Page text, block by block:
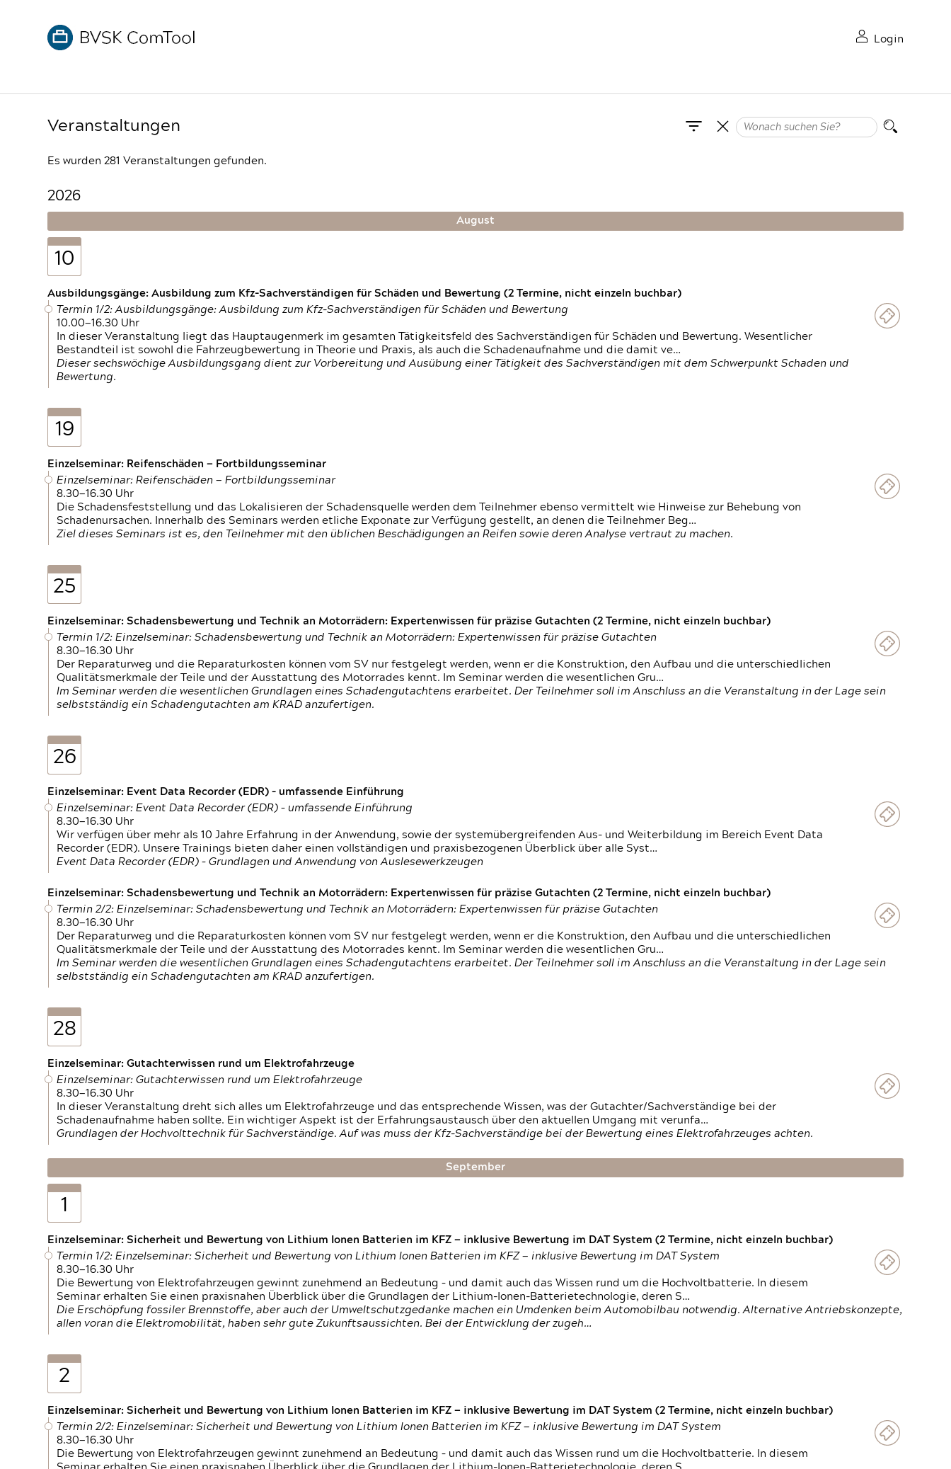
Login
Veranstaltungen
Es wurden 281 Veranstaltungen gefunden.
2026
August
10
Ausbildungsgänge: Ausbildung zum Kfz-Sachverständigen für Schäden und Bewertung (2 Termine, nicht einzeln buchbar)
Termin 1/2: Ausbildungsgänge: Ausbildung zum Kfz-Sachverständigen für Schäden und Bewertung
10.00—16.30 Uhr
In dieser Veranstaltung liegt das Hauptaugenmerk im gesamten Tätigkeitsfeld des Sachverständigen für Schäden und Bewertung. Wesentlicher
Bestandteil ist sowohl die Fahrzeugbewertung in Theorie und Praxis, als auch die Schadenaufnahme und die damit ve…
Dieser sechswöchige Ausbildungsgang dient zur Vorbereitung und Ausübung einer Tätigkeit des Sachverständigen mit dem Schwerpunkt Schaden und
Bewertung.
19
Einzelseminar: Reifenschäden — Fortbildungsseminar
Einzelseminar: Reifenschäden — Fortbildungsseminar
8.30—16.30 Uhr
Die Schadensfeststellung und das Lokalisieren der Schadensquelle werden dem Teilnehmer ebenso vermittelt wie Hinweise zur Behebung von
Schadenursachen. Innerhalb des Seminars werden etliche Exponate zur Verfügung gestellt, an denen die Teilnehmer Beg…
Ziel dieses Seminars ist es, den Teilnehmer mit den üblichen Beschädigungen an Reifen sowie deren Analyse vertraut zu machen.
25
Einzelseminar: Schadensbewertung und Technik an Motorrädern: Expertenwissen für präzise Gutachten (2 Termine, nicht einzeln buchbar)
Termin 1/2: Einzelseminar: Schadensbewertung und Technik an Motorrädern: Expertenwissen für präzise Gutachten
8.30—16.30 Uhr
Der Reparaturweg und die Reparaturkosten können vom SV nur festgelegt werden, wenn er die Konstruktion, den Aufbau und die unterschiedlichen
Qualitätsmerkmale der Teile und der Ausstattung des Motorrades kennt. Im Seminar werden die wesentlichen Gru…
Im Seminar werden die wesentlichen Grundlagen eines Schadengutachtens erarbeitet. Der Teilnehmer soll im Anschluss an die Veranstaltung in der Lage sein
selbstständig ein Schadengutachten am KRAD anzufertigen.
26
Einzelseminar: Event Data Recorder (EDR) – umfassende Einführung
Einzelseminar: Event Data Recorder (EDR) – umfassende Einführung
8.30—16.30 Uhr
Wir verfügen über mehr als 10 Jahre Erfahrung in der Anwendung, sowie der systemübergreifenden Aus- und Weiterbildung im Bereich Event Data
Recorder (EDR). Unsere Trainings bieten daher einen vollständigen und praxisbezogenen Überblick über alle Syst…
Event Data Recorder (EDR) – Grundlagen und Anwendung von Auslesewerkzeugen
Einzelseminar: Schadensbewertung und Technik an Motorrädern: Expertenwissen für präzise Gutachten (2 Termine, nicht einzeln buchbar)
Termin 2/2: Einzelseminar: Schadensbewertung und Technik an Motorrädern: Expertenwissen für präzise Gutachten
8.30—16.30 Uhr
Der Reparaturweg und die Reparaturkosten können vom SV nur festgelegt werden, wenn er die Konstruktion, den Aufbau und die unterschiedlichen
Qualitätsmerkmale der Teile und der Ausstattung des Motorrades kennt. Im Seminar werden die wesentlichen Gru…
Im Seminar werden die wesentlichen Grundlagen eines Schadengutachtens erarbeitet. Der Teilnehmer soll im Anschluss an die Veranstaltung in der Lage sein
selbstständig ein Schadengutachten am KRAD anzufertigen.
28
Einzelseminar: Gutachterwissen rund um Elektrofahrzeuge
Einzelseminar: Gutachterwissen rund um Elektrofahrzeuge
8.30—16.30 Uhr
In dieser Veranstaltung dreht sich alles um Elektrofahrzeuge und das entsprechende Wissen, was der Gutachter/Sachverständige bei der
Schadenaufnahme haben sollte. Ein wichtiger Aspekt ist der Erfahrungsaustausch über den aktuellen Umgang mit verunfa…
Grundlagen der Hochvolttechnik für Sachverständige. Auf was muss der Kfz-Sachverständige bei der Bewertung eines Elektrofahrzeuges achten.
September
1
Einzelseminar: Sicherheit und Bewertung von Lithium Ionen Batterien im KFZ — inklusive Bewertung im DAT System (2 Termine, nicht einzeln buchbar)
Termin 1/2: Einzelseminar: Sicherheit und Bewertung von Lithium Ionen Batterien im KFZ — inklusive Bewertung im DAT System
8.30—16.30 Uhr
Die Bewertung von Elektrofahrzeugen gewinnt zunehmend an Bedeutung – und damit auch das Wissen rund um die Hochvoltbatterie. In diesem
Seminar erhalten Sie einen praxisnahen Überblick über die Grundlagen der Lithium-Ionen-Batterietechnologie, deren S…
Die Erschöpfung fossiler Brennstoffe, aber auch der Umweltschutzgedanke machen ein Umdenken beim Automobilbau notwendig. Alternative Antriebskonzepte,
allen voran die Elektromobilität, haben sehr gute Zukunftsaussichten. Bei der Entwicklung der zugeh…
2
Einzelseminar: Sicherheit und Bewertung von Lithium Ionen Batterien im KFZ — inklusive Bewertung im DAT System (2 Termine, nicht einzeln buchbar)
Termin 2/2: Einzelseminar: Sicherheit und Bewertung von Lithium Ionen Batterien im KFZ — inklusive Bewertung im DAT System
8.30—16.30 Uhr
Die Bewertung von Elektrofahrzeugen gewinnt zunehmend an Bedeutung – und damit auch das Wissen rund um die Hochvoltbatterie. In diesem